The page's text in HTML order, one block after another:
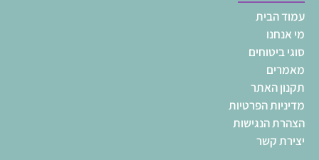
עמוד הבית
מי אנחנו
סוגי ביטוחים
מאמרים
תקנון האתר
מדיניות הפרטיות
הצהרת הנגישות
יצירת קשר